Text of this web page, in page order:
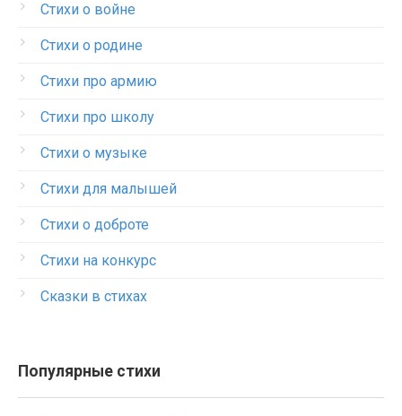
Стихи о войне
Стихи о родине
Стихи про армию
Стихи про школу
Стихи о музыке
Стихи для малышей
Стихи о доброте
Стихи на конкурс
Сказки в стихах
Популярные стихи